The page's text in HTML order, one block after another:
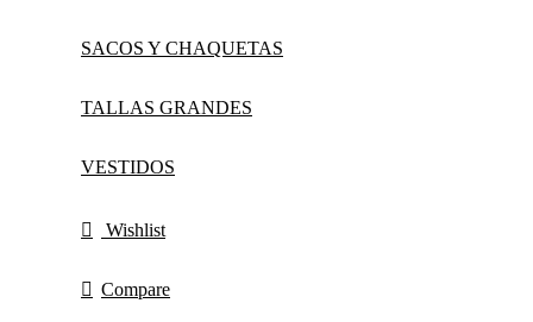
SACOS Y CHAQUETAS
TALLAS GRANDES
VESTIDOS
Wishlist
Compare